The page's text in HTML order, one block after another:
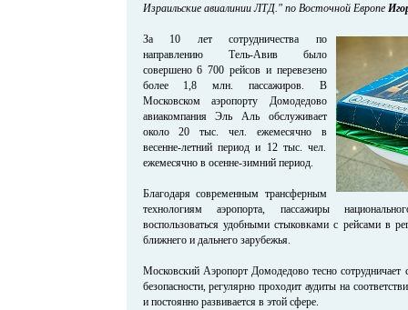
Израильские авиалинии ЛТД." по Восточной Европе
За 10 лет сотрудничества по
направлению Тель-Авив было
совершено 6 700 рейсов и перевезено
более 1,8 млн. пассажиров. В
Московском аэропорту Домодедово
авиакомпания Эль Аль обслуживает
около 20 тыс. чел. ежемесячно в
весенне-летний период и 12 тыс. чел.
ежемесячно в осенне-зимний период.
Благодаря современным трансферным
технологиям аэропорта, пассажиры
воспользоваться удобными стыковками с рейсами в
ближнего и дальнего зарубежья.
Московский Аэропорт Домодедово тесно
безопасности, регулярно проходит аудиты на
и постоянно развивается в этой сфере.